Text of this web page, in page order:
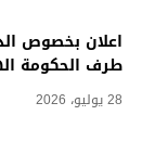
اعلان بخصوص
طرف الحكومة
28 يوليو، 2026